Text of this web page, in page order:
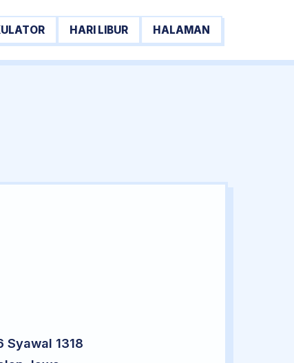
HARI LIBUR HALAMAN
Syawal 1318